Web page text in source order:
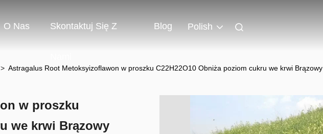
O Nas Skontaktuj Się Z Blog Polish
> Astragalus Root Metoksyizoflawon w proszku C22H22O10 Obniża poziom cukru we krwi Brązowy
w proszku
we krwi Brązowy